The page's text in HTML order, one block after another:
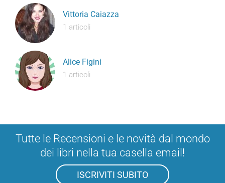
Vittoria Caiazza
1 articoli
Alice Figini
1 articoli
Tutte le Recensioni e le novità dal mondo
dei libri nella tua casella email!
ISCRIVITI SUBITO